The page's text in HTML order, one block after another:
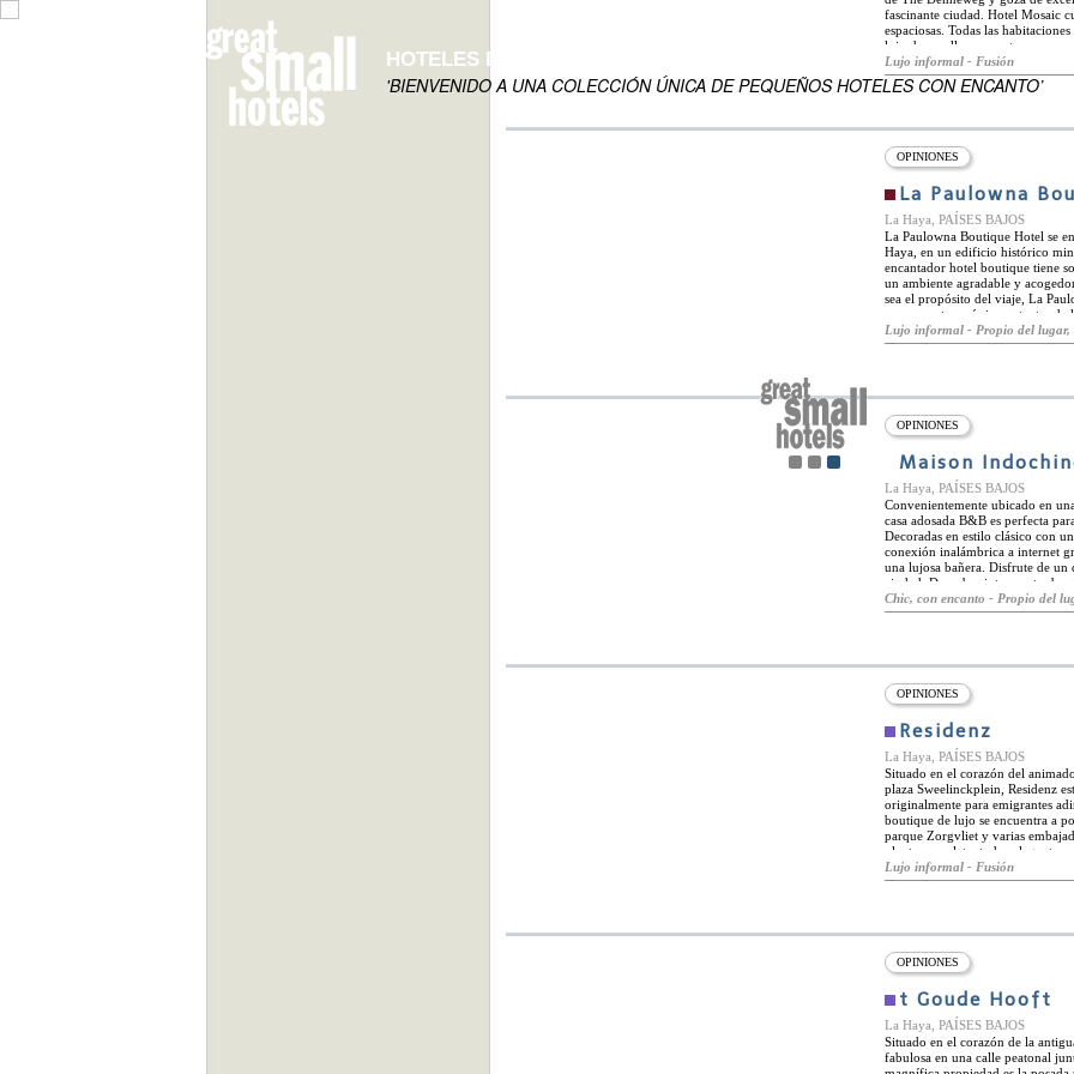
HOTELES DE ENSUEÑO DEL MUNDO
'BIENVENIDO A UNA COLECCIÓN ÚNICA DE PEQUEÑOS HOTELES CON ENCANTO’
fascinante ciudad. Hotel Mosaic
espaciosas. Todas las
lujo de muelles y cuentan con
grandes de pantalla plana,
conexión a internet Wi-Fi. Se
habitaciones bajo petición. El
Spa y los huéspedes de Mosaic
lujoso club de salud. La
hotel está a solo diez minutos de
Scheveningen con su famoso
Lujo informal - Fusión
OPINIONES
La Paulowna
La Haya, PAÍSES BAJOS
La Paulowna Boutique Hotel se
Haya, en un edificio histórico
encantador hotel boutique tiene
un ambiente agradable y
sea el propósito del viaje, La
monumentos más importantes de
minutos a pie, mientras que el
también son de fácil acceso. Las
restaurantes y tiendas
encuentra el restaurante The
comedor amplio y luminoso, con
para disfrutar del clima soleado y
cultivados orgánicamente, y se
Lujo informal - Propio del lugar,
OPINIONES
Maison
La Haya, PAÍSES BAJOS
Convenientemente ubicado en
casa adosada B&B es perfecta
Decoradas en estilo clásico con
conexión inalámbrica a internet
una lujosa bañera. Disfrute de un
ciudad. Descubra interesantes
ciudad. Pase la noche en el teatro
Chic, con encanto - Propio del
OPINIONES
Residenz
La Haya, PAÍSES BAJOS
Situado en el corazón del
plaza Sweelinckplein, Residenz
originalmente para emigrantes
boutique de lujo se encuentra a
parque Zorgvliet y varias
planta completa, todos
chimenea, mientras que las
cuentan con una variedad de
televisores y radios digitales,
expreso. Todas las habitaciones
"Rituals" de cortesía y
está a poca distancia de la plaza,
restaurantes que ofrecen una
de La Haya, el puerto y la playa
Lujo informal - Fusión
OPINIONES
t Goude Hooft
La Haya, PAÍSES BAJOS
Situado en el corazón de la
fabulosa en una calle peatonal